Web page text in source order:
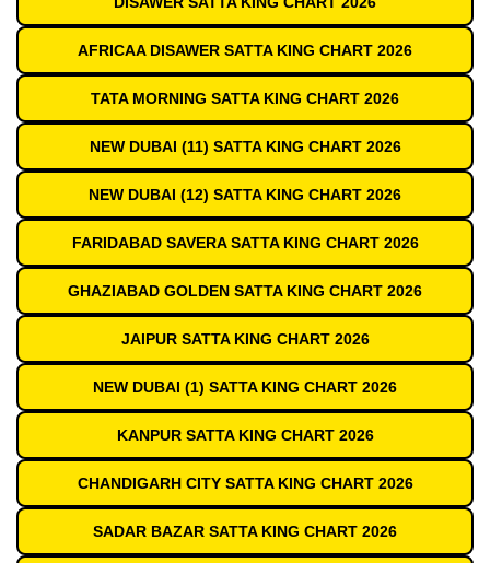
AFRICAA DISAWER SATTA KING CHART 2026
TATA MORNING SATTA KING CHART 2026
NEW DUBAI (11) SATTA KING CHART 2026
NEW DUBAI (12) SATTA KING CHART 2026
FARIDABAD SAVERA SATTA KING CHART 2026
GHAZIABAD GOLDEN SATTA KING CHART 2026
JAIPUR SATTA KING CHART 2026
NEW DUBAI (1) SATTA KING CHART 2026
KANPUR SATTA KING CHART 2026
CHANDIGARH CITY SATTA KING CHART 2026
SADAR BAZAR SATTA KING CHART 2026